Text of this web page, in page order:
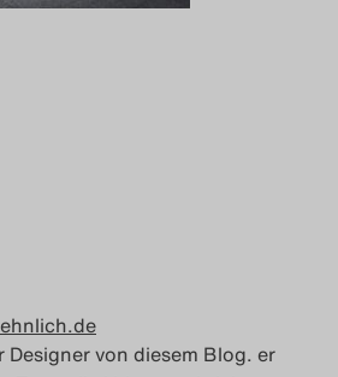
2016
von diesem Blog. er